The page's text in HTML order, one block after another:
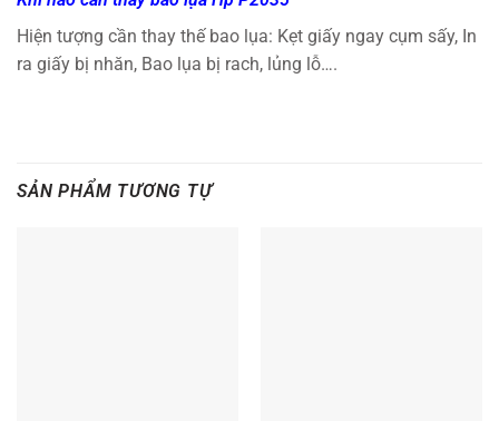
Hiện tượng cần thay thế bao lụa: Kẹt giấy ngay cụm sấy, In
ra giấy bị nhăn, Bao lụa bị rach, lủng lỗ….
SẢN PHẨM TƯƠNG TỰ